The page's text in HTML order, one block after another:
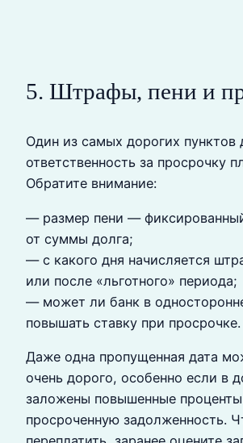
5. Штрафы, пени и
Один из самых дорогих
ответственность за просрочку
Обратите внимание:
— размер пени —
от суммы долга;
— с какого дня начисляется
или после «льготного» периода;
— может ли банк в
повышать ставку при просрочке.
Даже одна пропущенная дата
очень дорого, особенно если в
заложены повышенные
просроченную задолженность.